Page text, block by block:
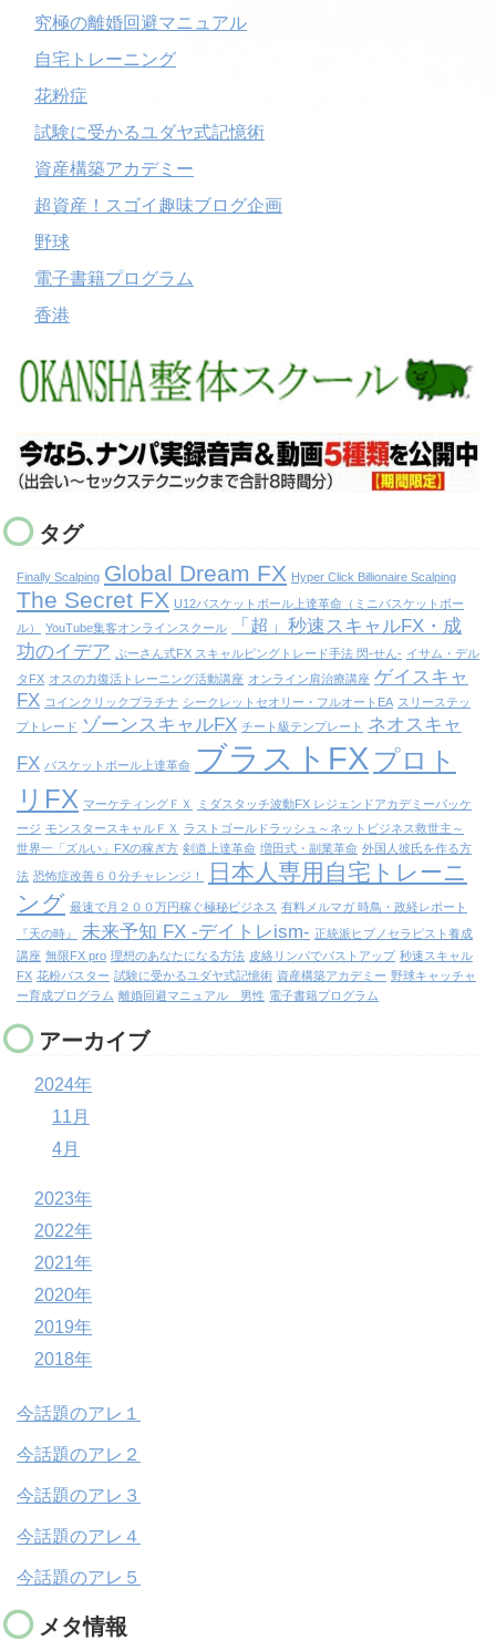
究極の離婚回避マニュアル
自宅トレーニング
花粉症
試験に受かるユダヤ式記憶術
資産構築アカデミー
超資産！スゴイ趣味ブログ企画
野球
電子書籍プログラム
香港
タグ
Finally Scalping Global Dream FX Hyper Click Billionaire Scalping
The Secret FX U12バスケットボール上達革命（ミニバスケットボー
ル）
YouTube集客オンラインスクール
「超」秒速スキャルFX・成
功のイデア
ぷーさん式FX スキャルピングトレード手法 閃-せん- イサム・デル
タFX オスの力復活トレーニング活動講座 オンライン肩治療講座 ゲイスキャ
FX コインクリックプラチナ シークレットセオリー・フルオートEA スリーステッ
プトレード ゾーンスキャルFX チート級テンプレート
ネオスキャ
FX バスケットボール上達革命 ブラストFX プロト
リFX マーケティングＦＸ
ミダスタッチ波動FX レジェンドアカデミーパッケ
ージ モンスタースキャルＦＸ
ラストゴールドラッシュ～ネットビジネス救世主～
世界一「ズルい」FXの稼ぎ方 剣道上達革命 増田式・副業革命 外国人彼氏を作る方
法 恐怖症改善６０分チャレンジ！
日本人専用自宅トレーニ
ング 最速で月２００万円稼ぐ極秘ビジネス 有料メルマガ 時鳥・政経レポート
『天の時』
未来予知 FX -デイトレism- 正統派ヒプノセラピスト養成
講座 無限FX pro 理想のあなたになる方法 皮絡リンパでバストアップ 秒速スキャル
FX 花粉バスター 試験に受かるユダヤ式記憶術 資産構築アカデミー 野球キャッチャ
ー育成プログラム 離婚回避マニュアル 男性 電子書籍プログラム
アーカイブ
2024年
11月
4月
2023年
2022年
2021年
2020年
2019年
2018年
今話題のアレ１
今話題のアレ２
今話題のアレ３
今話題のアレ４
今話題のアレ５
メタ情報